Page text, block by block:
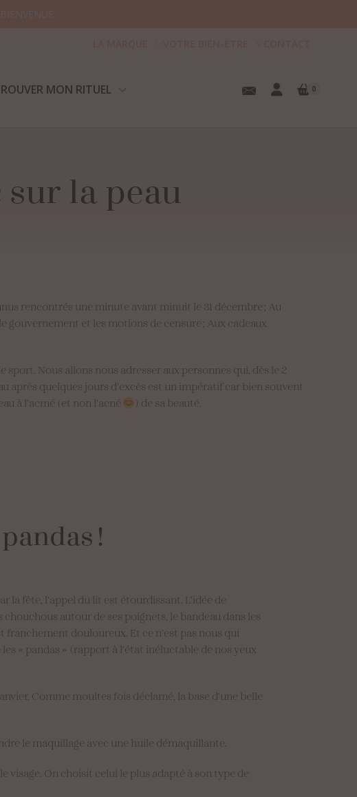
MON RITUEL 0
Votre panier est vide.
sur la peau
rencontrés une minute avant minuit le 31 décembre ; Au
gouvernement et les motions de censure ; Aux cadeaux
Nous allons nous adresser aux personnes qui, dès le 2
après quelques jours d’excès est un impératif car bien souvent
à l’acmé (et non l’acné
) de sa beauté.
pandas !
la fête, l’appel du lit est étourdissant. L’idée de
autour de ses poignets, le bandeau dans les
franchement douloureux. Et ce n’est pas nous qui
« pandas » (rapport à l’état inéluctable de nos yeux
Comme moultes fois déclamé, la base d’une belle
le maquillage avec une huile démaquillante.
visage. On choisit celui le plus adapté à son type de